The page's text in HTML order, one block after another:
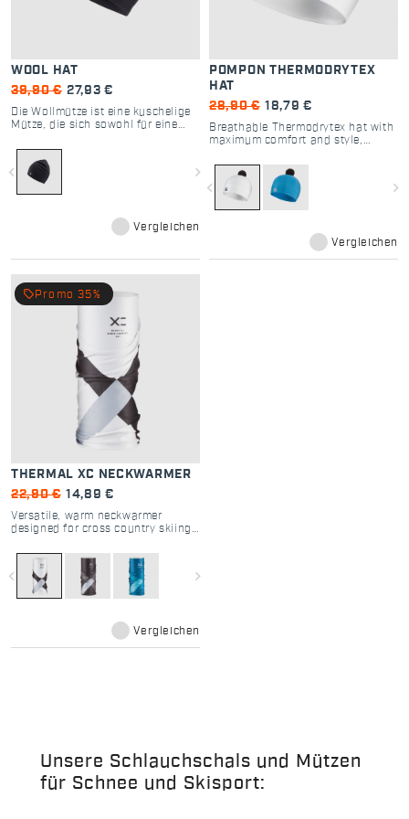
WOOL HAT
39,90 € 27,93 €
Die Wollmütze ist eine kuschelige
Mütze, die sich sowohl für eine
Freizeitkleidung eignet.
navigate_before navigate_next
Vergleichen
POMPON THERMODRYTEX
HAT
28,90 € 18,79 €
Breathable Thermodrytex hat with
maximum comfort and style,
navigate_before navigate_next
Vergleichen
THERMAL XC NECKWARMER
22,90 € 14,89 €
Versatile, warm neckwarmer
designed for cross country skiing
navigate_before navigate_next
local_offer Promo 35%
Vergleichen
Unsere Schlauchschals und Mützen
für Schnee und Skisport: